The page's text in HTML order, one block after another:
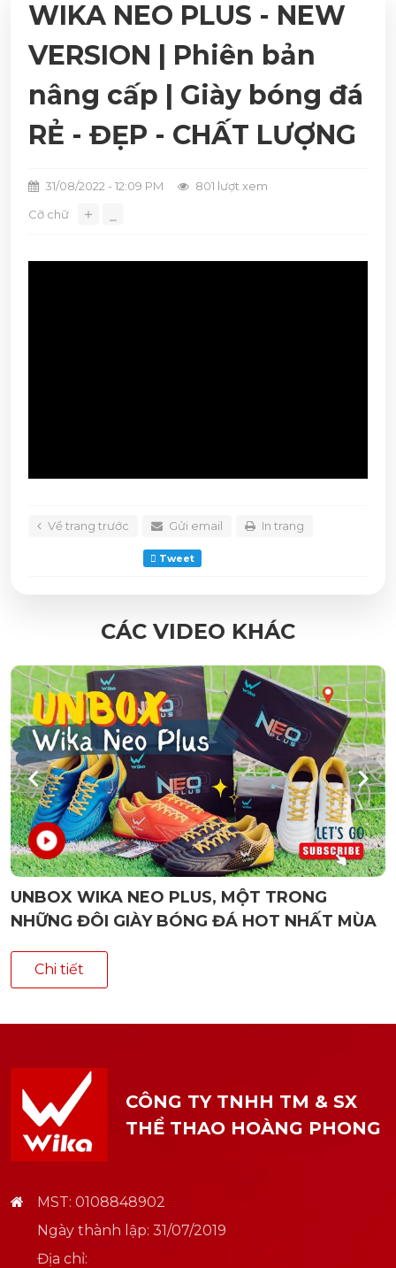
WIKA NEO PLUS - NEW
VERSION | Phiên bản
nâng cấp | Giày bóng đá
RẺ - ĐẸP - CHẤT LƯỢNG
31/08/2022 - 12:09 PM
801 lượt xem
Cỡ chữ
＋
Về trang trước Gửi email In trang
Tweet
CÁC VIDEO KHÁC
UNBOX WIKA NEO PLUS, MỘT TRONG
NHỮNG ĐÔI GIÀY BÓNG ĐÁ HOT NHẤT MÙA
Chi tiết
CÔNG TY TNHH TM & SX
THỂ THAO HOÀNG PHONG
MST: 0108848902
Ngày thành lập: 31/07/2019
Địa chỉ: